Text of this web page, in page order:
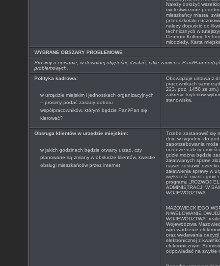
Należy dołożyć
mieli stworzone
mieszkańcy miasta,
przedszkolaki i
należy dopuścić do
technicznych w
Centrum Kultury
młodzieży. Karta
WYBRANE OBSZARY PROBLEMOWE
Prosimy o opisanie, w dowolnej objętości, działań, jakie zamierza Pani/Pan
problemowych.
Polityka kadrowa:
w urzędzie miejskim i jednostkach organizacyjnych
– prosimy podać zasady doboru
współpracowników, którymi będzie Pani/Pan się
kierować?
Obowiązuje ustawa z
pracownikach
223, poz. 1458 ze zm.)
zakresie kryteriów
stanowiska.
Obsługa klientów w urzędzie miejskim:
w jakich godzinach będzie otwarty urząd, czy
planowane są zmiany w obsłudze klientów, kwestie
obsługi mieszkańców przez internet
Trzeba zastanowić się
dniu w tygodniu do
zapotrzebowania
urzędzie należy
gdzie można będzie
załatwianych spraw,
nawet zostawić
załatwienia sprawy w
większość miast i gmin
programu „ ROZWÓJ
ADMINISTRACJI W
WOJEWÓDZTWA
MAZOWIECKIEGO
NIWELOWANIE
WOJEWÓDZTWA”
Województwa
wprowadzenie
oraz wydawania
elektronicznej z
elektronicznym,
odpowiadać na zwykłe